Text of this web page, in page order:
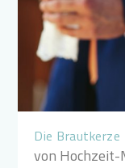
Die
von